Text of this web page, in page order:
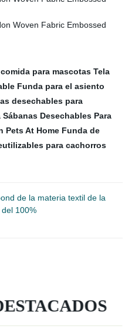
para mascotas Tela
Funda para el asiento
desechables para
Sábanas Desechables Para
Pets At Home Funda de
para cachorros
de la materia textil de la
100%